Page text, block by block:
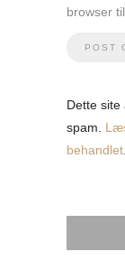
browser
Dette site
spam.
behandlet